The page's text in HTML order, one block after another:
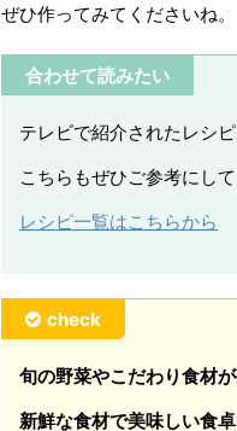
ぜひ作ってみてくださいね。
合わせて読みたい
テレビで紹介されたレシ
こちらもぜひご参考にして
レシピ一覧はこちらから
check
旬の野菜やこだわり食材
新鮮な食材で美味しい食卓